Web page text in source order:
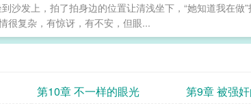
沙发上，拍了拍身边的位置让清浅坐下，“她知道我在做
很复杂，有惊讶，有不安，但眼...
第10章 不一样的眼光
第9章 被强